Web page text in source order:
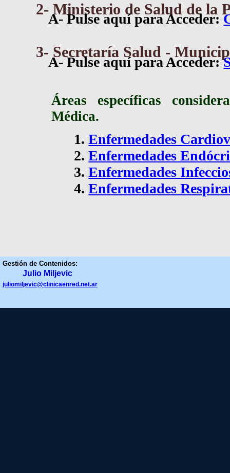
2- Ministerio de Salud de la
A- Pulse aquí para Acceder:
3- Secretaría Salud -
A- Pulse aquí para Acceder:
Áreas específicas
Médica.
Enfermedades
Enfermedades
Enfermedades
Enfermedades
Gestión de Contenidos:
Julio Miljevic
juliomiljevic@clinicaenred.net.ar